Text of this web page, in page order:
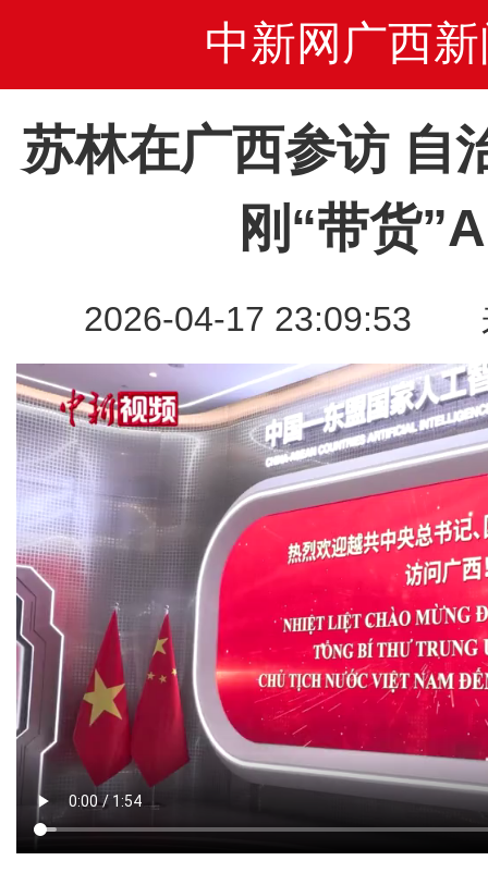
中新网广西新
苏林在广西参访 自
刚“带货
2026-04-17 23:09:53